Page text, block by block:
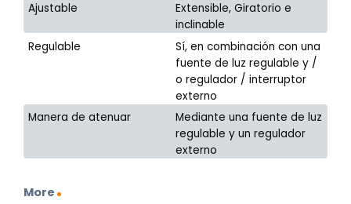
Ajustable
Extensible, Giratorio e
inclinable
Regulable
Sí, en combinación con una
fuente de luz regulable y /
o regulador / interruptor
externo
Manera de atenuar
Mediante una fuente de luz
regulable y un regulador
externo
More